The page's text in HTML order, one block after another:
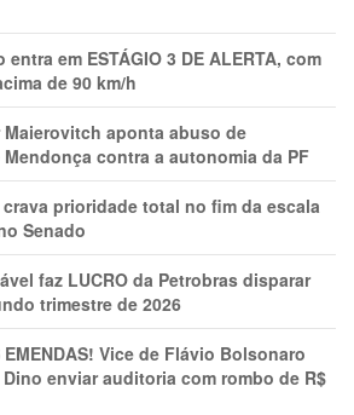
entra em ESTÁGIO 3 DE ALERTA, com
de 90 km/h
aponta abuso de
contra a autonomia da PF
prioridade total no fim da escala
Senado
faz LUCRO da Petrobras disparar
trimestre de 2026
EMENDAS! Vice de Flávio Bolsonaro
enviar auditoria com rombo de R$